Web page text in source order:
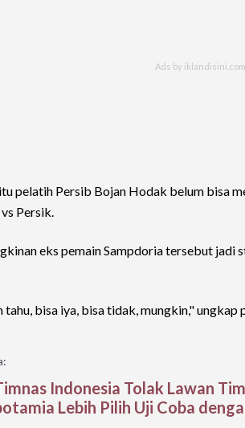
pelatih Persib Bojan Hodak belum bisa
Persik.
eks pemain Sampdoria tersebut jadi
bisa iya, bisa tidak, mungkin," ungkap
Indonesia Tolak Lawan
Lebih Pilih Uji Coba